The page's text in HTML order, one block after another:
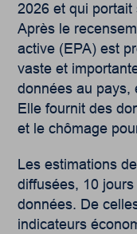
2026 et qui portait
Après le
active (EPA) est
vaste et
données au pays,
Elle fournit des
et le chômage
Les estimations
diffusées, 10
données. De
indicateurs